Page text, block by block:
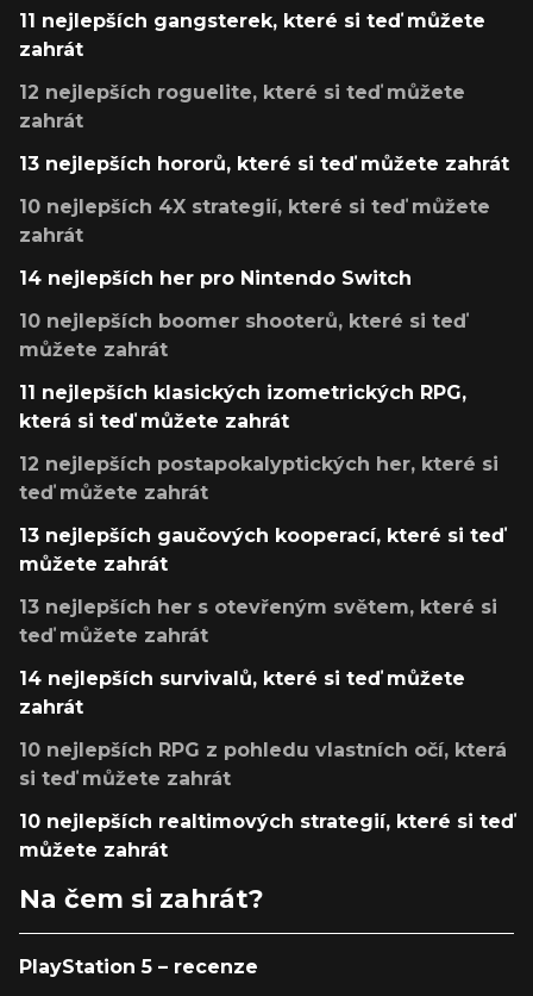
11 nejlepších gangsterek, které si teď můžete
zahrát
12 nejlepších roguelite, které si teď můžete
zahrát
13 nejlepších hororů, které si teď můžete zahrát
10 nejlepších 4X strategií, které si teď můžete
zahrát
14 nejlepších her pro Nintendo Switch
10 nejlepších boomer shooterů, které si teď
můžete zahrát
11 nejlepších klasických izometrických RPG,
která si teď můžete zahrát
12 nejlepších postapokalyptických her, které si
teď můžete zahrát
13 nejlepších gaučových kooperací, které si teď
můžete zahrát
13 nejlepších her s otevřeným světem, které si
teď můžete zahrát
14 nejlepších survivalů, které si teď můžete
zahrát
10 nejlepších RPG z pohledu vlastních očí, která
si teď můžete zahrát
10 nejlepších realtimových strategií, které si teď
můžete zahrát
Na čem si zahrát?
PlayStation 5 – recenze